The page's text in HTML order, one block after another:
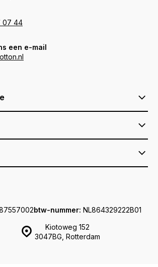
07 44
een e-mail
Kiotoweg 152
3047BG, Rotterdam
btw-nummer: NL864329222B01